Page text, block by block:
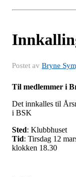
Postet av Bryne
Til medlemmer i
Det innkalles til
i BSK
Sted: Klubbhuset
Tid: Tirsdag 12
klokken 18.30